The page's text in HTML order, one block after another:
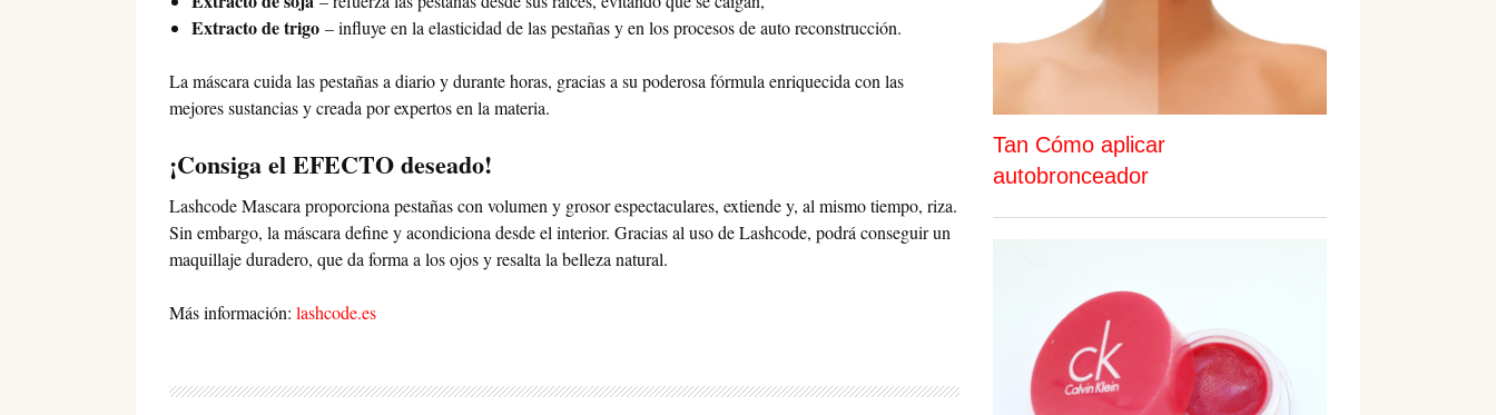
Extracto de trigo – influye en la elasticidad de las pestañas y en los procesos de auto reconstrucción.
La máscara cuida las pestañas a diario y durante horas, gracias a su poderosa fórmula enriquecida con las
mejores sustancias y creada por expertos en la materia.
¡Consiga el EFECTO deseado!
Lashcode Mascara proporciona pestañas con volumen y grosor espectaculares, extiende y, al mismo tiempo, riza.
Sin embargo, la máscara define y acondiciona desde el interior. Gracias al uso de Lashcode, podrá conseguir un
maquillaje duradero, que da forma a los ojos y resalta la belleza natural.
Más información: lashcode.es
Tan Cómo aplicar
autobronceador